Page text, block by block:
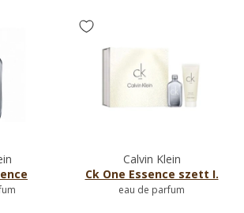
Calvin Klein
Ck One Essence szett I.
eau de parfum